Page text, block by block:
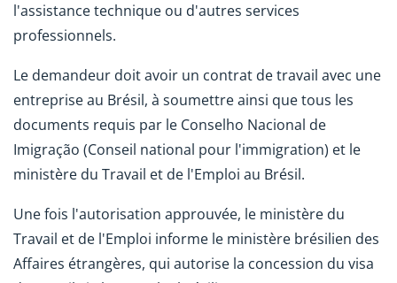
l'assistance technique ou d'autres services
professionnels.
Le demandeur doit avoir un contrat de travail avec une
entreprise au Brésil, à soumettre ainsi que tous les
documents requis par le Conselho Nacional de
Imigração (Conseil national pour l'immigration) et le
ministère du Travail et de l'Emploi au Brésil.
Une fois l'autorisation approuvée, le ministère du
Travail et de l'Emploi informe le ministère brésilien des
Affaires étrangères, qui autorise la concession du visa